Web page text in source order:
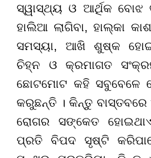
ସ୍ୱାସ୍ଥ୍ୟ ଓ ଆର୍ଥିକ ବୋଝ
ହାଲିଆ ଲାଗିବା, ହାଲ୍କା
ସମସ୍ୟା, ଆଖି ଶୁଷ୍କ
ଚିହ୍ନ ଓ କ୍ରମାଗତ
ଛୋଟମୋଟ କହି ସବୁବେଳେ
କରୁଛନ୍ତି । କିନ୍ତୁ
ରୋଗର ସଙ୍କେତ
ପ୍ରତି ବିପଦ ସୃଷ୍ଟି